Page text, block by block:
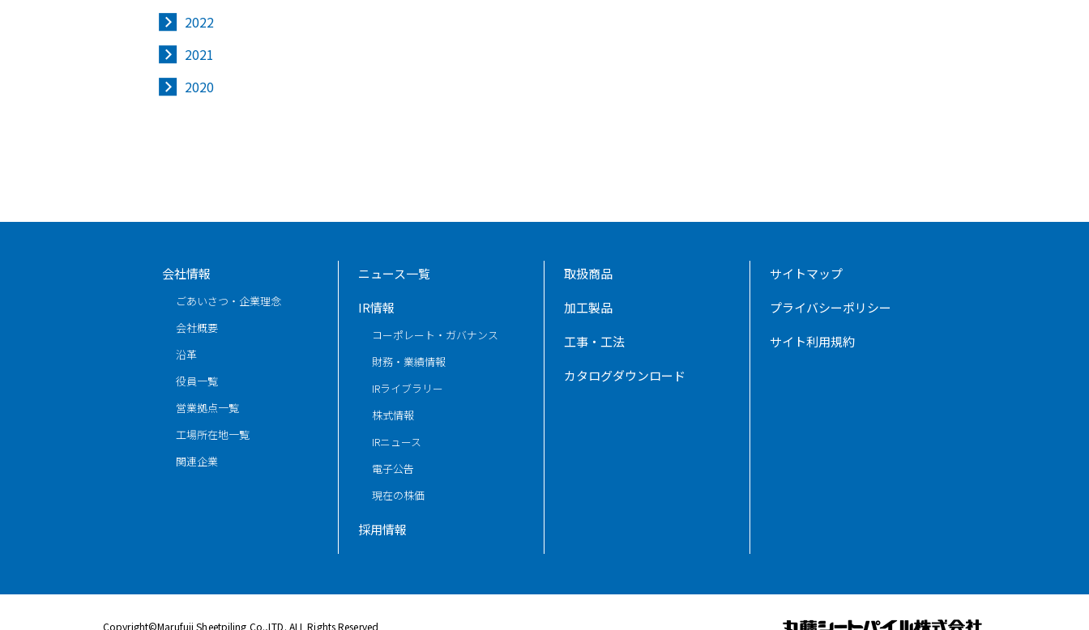
2022
2021
2020
会社情報
ごあいさつ・企業理念
会社概要
沿革
役員一覧
営業拠点一覧
工場所在地一覧
関連企業
ニュース一覧
IR情報
コーポレート・ガバナンス
財務・業績情報
IRライブラリー
株式情報
IRニュース
電子公告
現在の株価
採用情報
取扱商品
加工製品
工事・工法
カタログダウンロード
サイトマップ
プライバシーポリシー
サイト利用規約
Copyright©Marufuji Sheetpiling Co.,LTD. ALL Rights Reserved